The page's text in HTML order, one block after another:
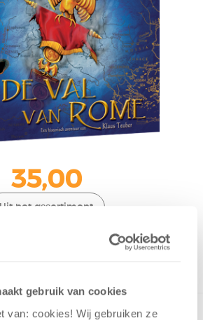
gebruik van cookies
van: cookies! Wij gebruiken ze
35,00
Uit het assortiment